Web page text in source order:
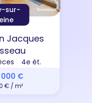
sur-
Jacques
4e ét.
000 €
€ / m²